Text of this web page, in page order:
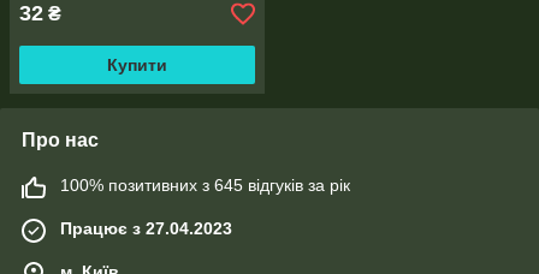
32 ₴
Купити
Про нас
100% позитивних з 645 відгуків за рік
Працює з 27.04.2023